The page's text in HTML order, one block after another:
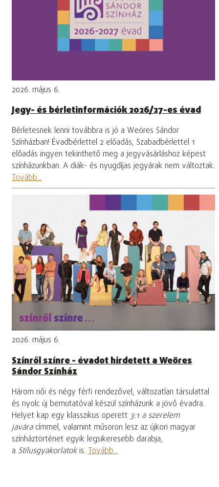
2026. május 6.
Jegy- és bérletinformációk 2026/27-es évad
Bérletesnek lenni továbbra is jó a Weöres Sándor
Színházban! Évadbérlettel 2 előadás, Szabadbérlettel 1
előadás ingyen tekinthető meg a jegyvásárláshoz képest
színházunkban. A diák- és nyugdíjas jegyárak nem változtak.
Tovább...
2026. május 6.
Színről színre - évadot hirdetett a Weöres
Sándor Színház
Három női és négy férfi rendezővel, változatlan társulattal
és nyolc új bemutatóval készül színházunk a jövő évadra.
Helyet kap egy klasszikus operett 3:1 a szerelem
javáracímmel, valamint műsoron lesz az újkori magyar
színháztörténet egyik legsikeresebb darabja,
a Stílusgyakorlatokis. Tovább...